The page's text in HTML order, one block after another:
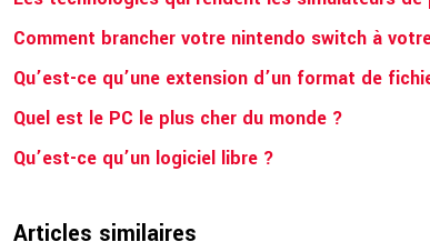
Comment brancher votre nintendo switch à
Qu’est-ce qu’une extension d’un format de
Quel est le PC le plus cher du monde ?
Qu’est-ce qu’un logiciel libre ?
Articles similaires